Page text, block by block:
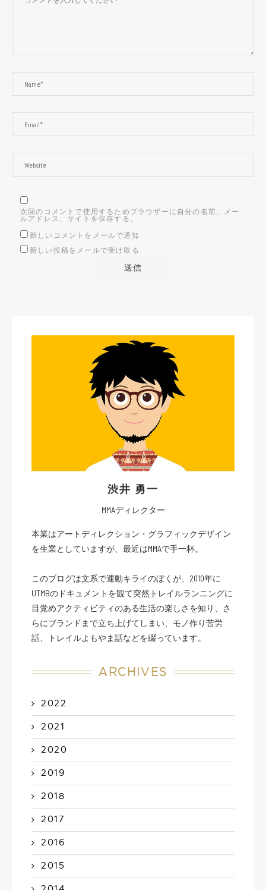
次回のコメントで使用するためブラウザーに自分の名前、メー
ルアドレス、サイトを保存する。
新しいコメントをメールで通知
新しい投稿をメールで受け取る
渋井 勇一
MMAディレクター
本業はアートディレクション・グラフィックデザイン
を生業としていますが、最近はMMAで手一杯。
このブログは文系で運動キライのぼくが、2010年に
UTMBのドキュメントを観て突然トレイルランニングに
目覚めアクティビティのある生活の楽しさを知り、さ
らにブランドまで立ち上げてしまい、モノ作り苦労
話、トレイルよもやま話などを綴っています。
ARCHIVES
2022
2021
2020
2019
2018
2017
2016
2015